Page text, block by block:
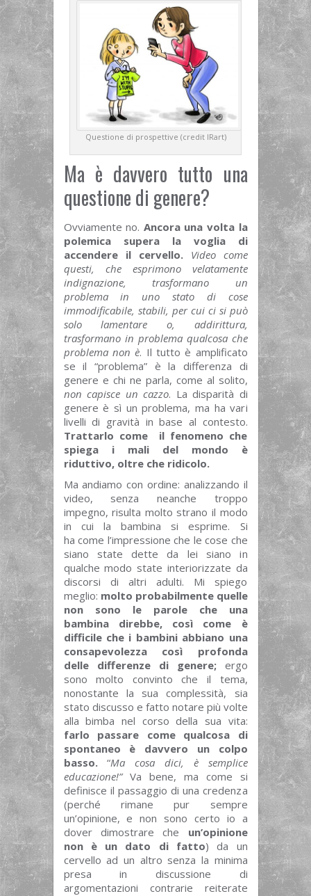
Questione di prospettive (credit IRart)
Ma è davvero tutto una
questione di genere?
Ovviamente no. Ancora una volta la
polemica supera la voglia di
accendere il cervello.
Video come
questi, che esprimono velatamente
indignazione, trasformano un
problema in uno stato di cose
immodificabile, stabili, per cui ci si può
solo lamentare o, addirittura,
trasformano in problema qualcosa che
problema non è. Il tutto è amplificato
se il “problema” è la differenza di
genere e chi ne parla, come al solito,
non capisce un cazzo. La disparità di
genere è sì un problema, ma ha vari
livelli di gravità in base al contesto.
Trattarlo come il fenomeno che
spiega i mali del mondo è
riduttivo, oltre che ridicolo.
Ma andiamo con ordine: analizzando il
video, senza neanche troppo
impegno, risulta molto strano il modo
in cui la bambina si esprime. Si
ha come l’impressione che le cose che
siano state dette da lei siano in
qualche modo state interiorizzate da
discorsi di altri adulti. Mi spiego
meglio: molto probabilmente quelle
non sono le parole che una
bambina direbbe, così come è
difficile che i bambini abbiano una
consapevolezza così profonda
delle differenze di genere;ergo
sono molto convinto che il tema,
nonostante la sua complessità, sia
stato discusso e fatto notare più volte
alla bimba nel corso della sua vita:
farlo passare come qualcosa di
spontaneo è davvero un colpo
basso.“Ma cosa dici, è semplice
educazione!”Va bene, ma come si
definisce il passaggio di una credenza
(perché rimane pur sempre
un’opinione, e non sono certo io a
dover dimostrare che un’opinione
non è un dato di fatto) da un
cervello ad un altro senza la minima
presa in discussione di
argomentazioni contrarie reiterate